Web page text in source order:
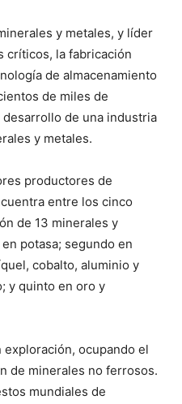
y metales, y líder
críticos, la fabricación
de almacenamiento
de miles de
de una industria
y metales.
productores de
entre los cinco
de 13 minerales y
potasa; segundo en
cobalto, aluminio y
y quinto en oro y
exploración, ocupando el
de minerales no ferrosos.
mundiales de